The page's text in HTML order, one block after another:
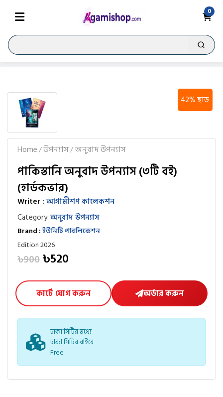
0
42% ছাড়
Home/উপন্যাস/অনুবাদ উপন্যাস
পাকিস্তানি অনুবাদ উপন্যাস (৩টি বই)
(হার্ডকভার)
Writer :আগামীশপ কালেকশন
Category:অনুবাদ উপন্যাস
Brand :ইউনিটি পাবলিকেশন
Edition 2026
৳900৳520
কার্টে যোগ করুন অর্ডার করুন
ঢাকা সিটির মধ্যে
ঢাকা সিটির বাইরে
Free